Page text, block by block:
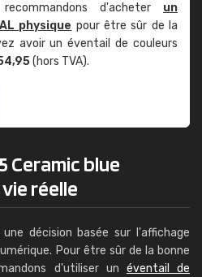
d'acheter un
physique pour être sûr de la
avoir un éventail de couleurs
(hors TVA).
Ceramic blue
réelle
décision basée sur l'affichage
Pour être sûr de la bonne
d'utiliser un éventail de